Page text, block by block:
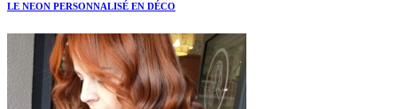
LE NEON PERSONNALISÉ EN DÉCO